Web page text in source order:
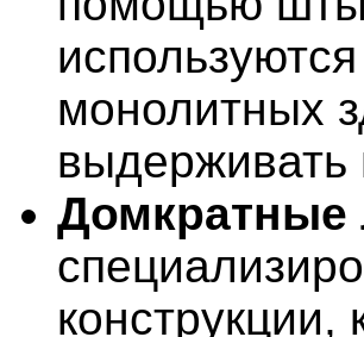
монолитных
выдерживать
Домкратные
конструкции,